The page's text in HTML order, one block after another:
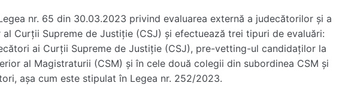
nr. 65 din 30.03.2023 privind evaluarea externă a judecătorilor și a
Curții Supreme de Justiție (CSJ) și efectuează trei tipuri de evaluări:
ai Curții Supreme de Justiție (CSJ), pre-vetting-ul candidaților la
al Magistraturii (CSM) și în cele două colegii din subordinea CSM și
așa cum este stipulat în Legea nr. 252/2023.